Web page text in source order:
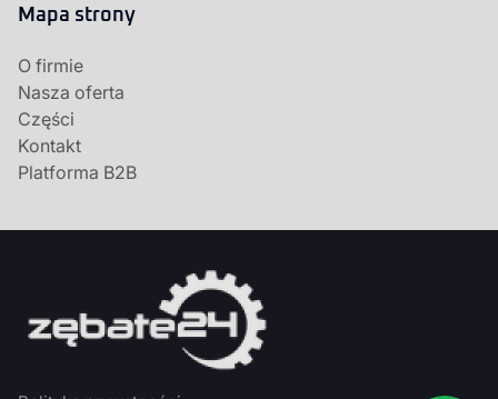
Mapa strony
O firmie
Nasza oferta
Części
Kontakt
Platforma B2B